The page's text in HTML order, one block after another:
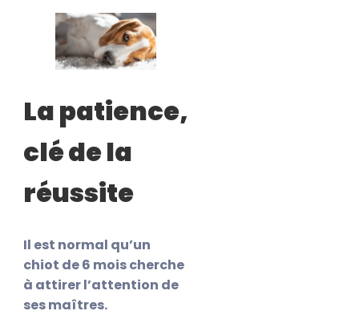
La patience,
clé de la
réussite
Il est normal qu’un
chiot de 6 mois cherche
à attirer l’attention de
ses maîtres.